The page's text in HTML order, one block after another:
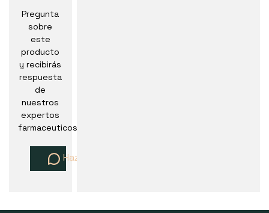
Pregunta
sobre
este
producto
y recibirás
respuesta
de
nuestros
expertos
farmaceuticos
Haz una pregunta